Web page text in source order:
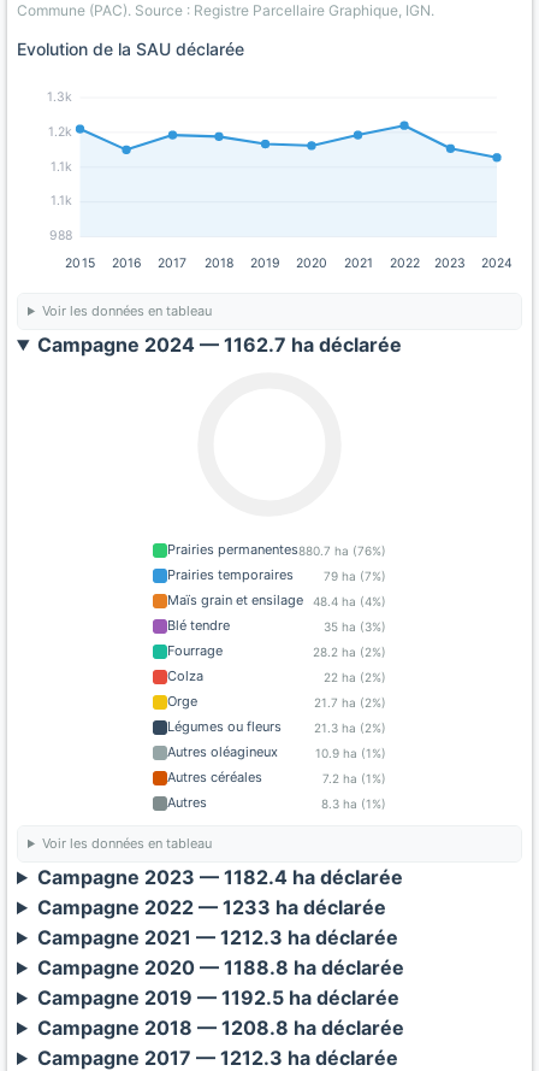
Commune (PAC). Source : Registre Parcellaire Graphique, IGN.
Evolution de la SAU déclarée
988
1.1k
1.1k
1.2k
1.3k
2015 2016 2017 2018 2019 2020 2021 2022 2023 2024
Voir les données en tableau
Campagne 2024 — 1162.7 ha déclarée
Prairies permanentes880.7 ha (76%)
Prairies temporaires 79 ha (7%)
Maïs grain et ensilage 48.4 ha (4%)
Blé tendre 35 ha (3%)
Fourrage 28.2 ha (2%)
Colza 22 ha (2%)
Orge 21.7 ha (2%)
Légumes ou fleurs 21.3 ha (2%)
Autres oléagineux 10.9 ha (1%)
Autres céréales 7.2 ha (1%)
Autres 8.3 ha (1%)
Voir les données en tableau
Campagne 2023 — 1182.4 ha déclarée
Campagne 2022 — 1233 ha déclarée
Campagne 2021 — 1212.3 ha déclarée
Campagne 2020 — 1188.8 ha déclarée
Campagne 2019 — 1192.5 ha déclarée
Campagne 2018 — 1208.8 ha déclarée
Campagne 2017 — 1212.3 ha déclarée